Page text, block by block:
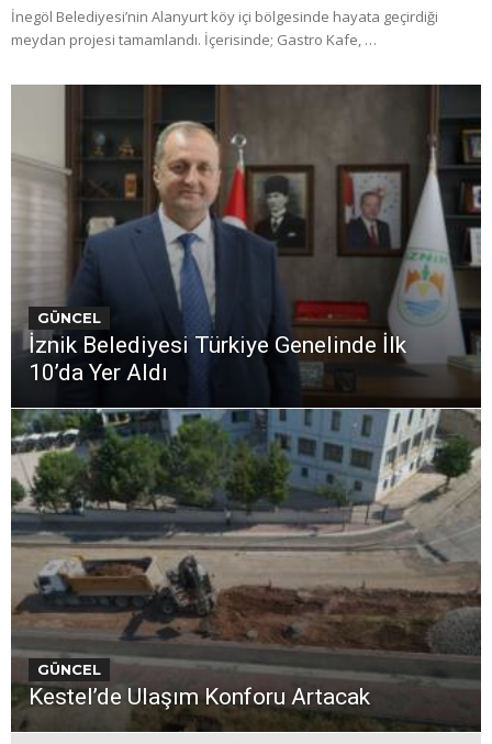
İnegöl Belediyesi’nin Alanyurt köy içi bölgesinde hayata geçirdiği
meydan projesi tamamlandı. İçerisinde; Gastro Kafe, …
GÜNCEL
İznik Belediyesi Türkiye Genelinde İlk
10’da Yer Aldı
GÜNCEL
Kestel’de Ulaşım Konforu Artacak